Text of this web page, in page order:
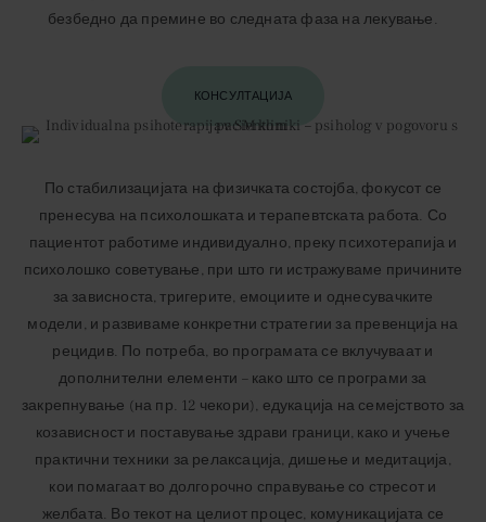
безбедно да премине во следната фаза на лекување.
КОНСУЛТАЦИЈА
По стабилизацијата на физичката состојба, фокусот се
пренесува на психолошката и терапевтската работа. Со
пациентот работиме индивидуално, преку психотерапија и
психолошко советување, при што ги истражуваме причините
за зависноста, тригерите, емоциите и однесувачките
модели, и развиваме конкретни стратегии за превенција на
рецидив. По потреба, во програмата се вклучуваат и
дополнителни елементи – како што се програми за
закрепнување (на пр. 12 чекори), едукација на семејството за
козависност и поставување здрави граници, како и учење
практични техники за релаксација, дишење и медитација,
кои помагаат во долгорочно справување со стресот и
желбата. Во текот на целиот процес, комуникацијата се